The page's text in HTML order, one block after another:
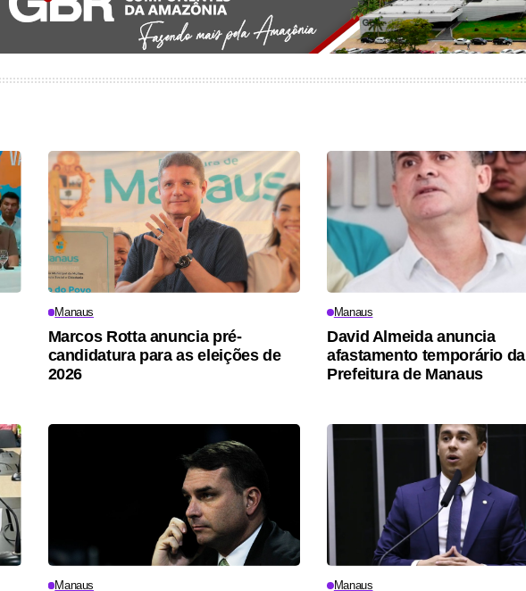
Manaus
Marcos Rotta anuncia pré-
candidatura para as eleições de
2026
Manaus
David Almeida anuncia
afastamento temporário da
Prefeitura de Manaus
Manaus Manaus